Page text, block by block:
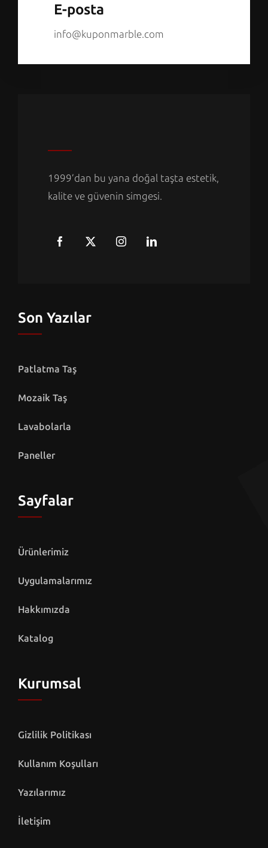
E-posta
info@kuponmarble.com
1999’dan bu yana doğal taşta estetik,
kalite ve güvenin simgesi.
Son Yazılar
Patlatma Taş
Mozaik Taş
Lavabolarla
Paneller
Sayfalar
Ürünlerimiz
Uygulamalarımız
Hakkımızda
Katalog
Kurumsal
Gizlilik Politikası
Kullanım Koşulları
Yazılarımız
İletişim